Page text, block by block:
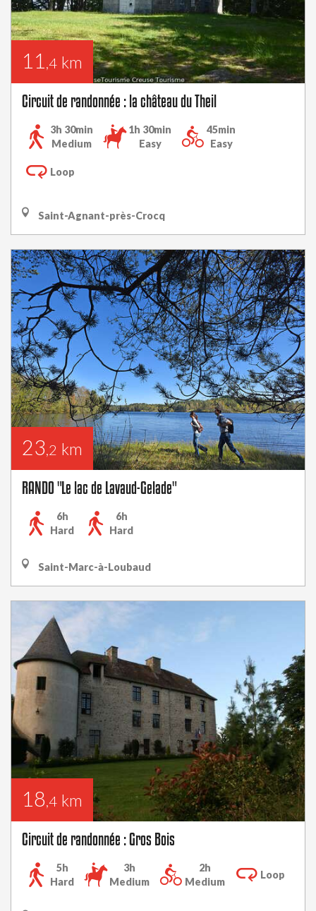
11 ,4 km
Circuit de randonnée : la château du Theil
3h 30min
Medium
1h 30min
Easy
45min
Easy
Loop
Saint-Agnant-près-Crocq
23,2 km
RANDO "Le lac de Lavaud-Gelade"
6h
Hard
6h
Hard
Saint-Marc-à-Loubaud
18,4 km
Circuit de randonnée : Gros Bois
5h
Hard
3h
Medium
2h
Medium
Loop